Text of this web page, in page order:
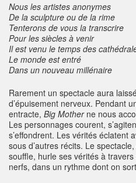
Nous les artistes anonymes
De la sculpture ou de la rime
Tenterons de vous la transcrire
Pour les siècles à venir
Il est venu le temps des
Le monde est entré
Dans un nouveau millénaire
Rarement un spectacle aura
d’épuisement nerveux. Pendant
entracte, Big Motherne nous
Les personnages courent,
s’effondrent. Les vérités éclatent
sous d’autres récits. Le
souffle, hurle ses vérités à
nerfs, dans un rythme dont on